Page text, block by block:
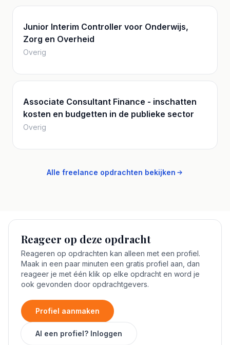
Junior Interim Controller voor Onderwijs,
Zorg en Overheid
Overig
Associate Consultant Finance - inschatten
kosten en budgetten in de publieke sector
Overig
Alle freelance opdrachten bekijken
Reageer op deze opdracht
Reageren op opdrachten kan alleen met een profiel.
Maak in een paar minuten een gratis profiel aan, dan
reageer je met één klik op elke opdracht en word je
ook gevonden door opdrachtgevers.
Profiel aanmaken
Al een profiel? Inloggen